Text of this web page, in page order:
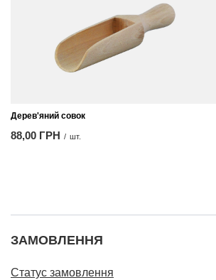
Дерев'яний совок
88,00 ГРН / шт.
ЗАМОВЛЕННЯ
Статус замовлення